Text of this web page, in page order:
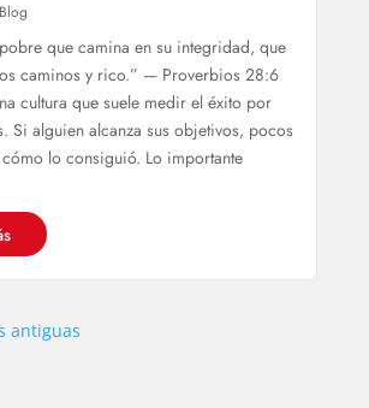
Blog
que camina en su integridad, que
caminos y rico.” — Proverbios 28:6
cultura que suele medir el éxito por
Si alguien alcanza sus objetivos, pocos
lo consiguió. Lo importante
antiguas